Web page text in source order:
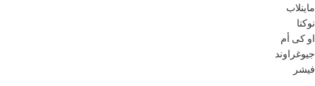
ماينلاب
نوكتا
او كى أم
جيوغراوند
فيشر